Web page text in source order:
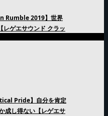
Rumble 2019】世界
レゲエサウンド クラッ
Pride】自分を肯定
成し得ない【レゲエサ